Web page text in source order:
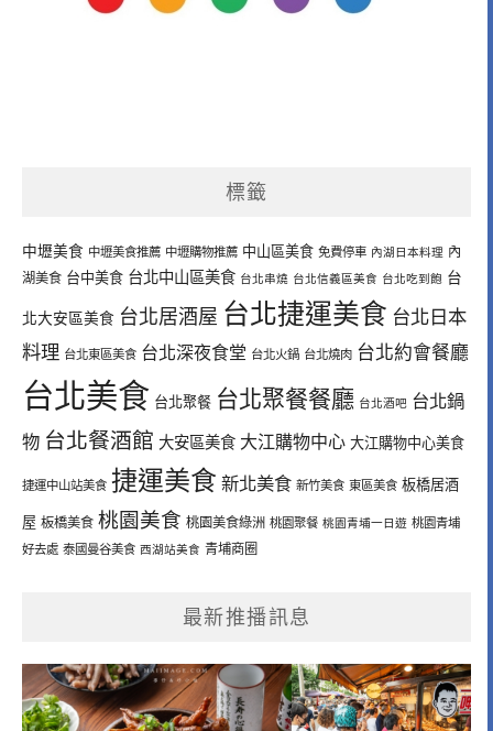
標籤
中壢美食 中壢美食推薦 中壢購物推薦 中山區美食 免費停車 內湖日本料理 內
湖美食 台中美食 台北中山區美食 台北串燒 台北信義區美食 台北吃到飽 台
北大安區美食 台北居酒屋 台北捷運美食 台北日本
料理 台北東區美食 台北深夜食堂 台北火鍋 台北燒肉 台北約會餐廳
台北美食 台北聚餐 台北聚餐餐廳 台北酒吧 台北鍋
物 台北餐酒館 大安區美食 大江購物中心 大江購物中心美食
捷運中山站美食 捷運美食 新北美食 新竹美食 東區美食 板橋居酒
屋 板橋美食 桃園美食 桃園美食綠洲 桃園聚餐 桃園青埔一日遊 桃園青埔
好去處 泰國曼谷美食 西湖站美食 青埔商圈
最新推播訊息